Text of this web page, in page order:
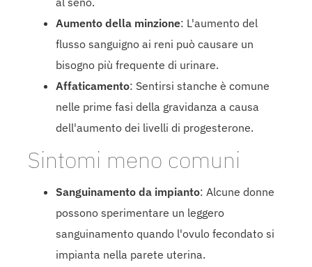
Aumento della minzione: L'aumento del
flusso sanguigno ai reni può causare un
bisogno più frequente di urinare.
Affaticamento: Sentirsi stanche è comune
nelle prime fasi della gravidanza a causa
dell'aumento dei livelli di progesterone.
Sintomi meno comuni
Sanguinamento da impianto: Alcune donne
possono sperimentare un leggero
sanguinamento quando l'ovulo fecondato si
impianta nella parete uterina.